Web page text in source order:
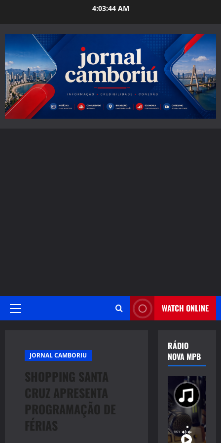
4:03:45 AM
Primary
WATCH ONLINE
JORNAL CAMBORIU
SHOPPING SANTA
CRUZ APRESENTA
PROGRAMAÇÃO DE
FÉRIAS
RÁDIO
NOVA MPB